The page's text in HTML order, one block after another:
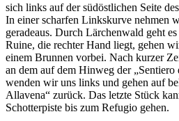
sich links auf der südöstlichen Seite
In einer scharfen Linkskurve nehmen
geradeaus. Durch Lärchenwald geht
Ruine, die rechter Hand liegt, gehen
einem Brunnen vorbei. Nach kurzer
an dem auf dem Hinweg der
wenden wir uns links und gehen auf
Allavena“ zurück. Das letzte Stück
Schotterpiste bis zum Refugio gehen.